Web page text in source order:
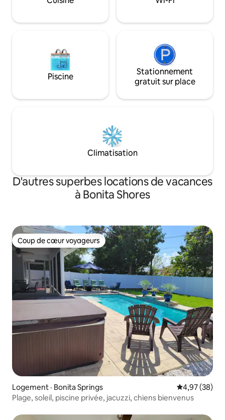
tranquille à proximité des restaurants,
compagnie également acceptés!
accueillir 4
3 chambres/2
Piscine
Stationnement
gratuit sur place
Climatisation
D'autres superbes locations de vacances
à Bonita Shores
Coup de cœur voyageurs
Coup de cœur voyageurs
Logement · Bonita Springs Note
4,97 (38)
Plage, soleil, piscine privée, jacuzzi, chiens bienvenus